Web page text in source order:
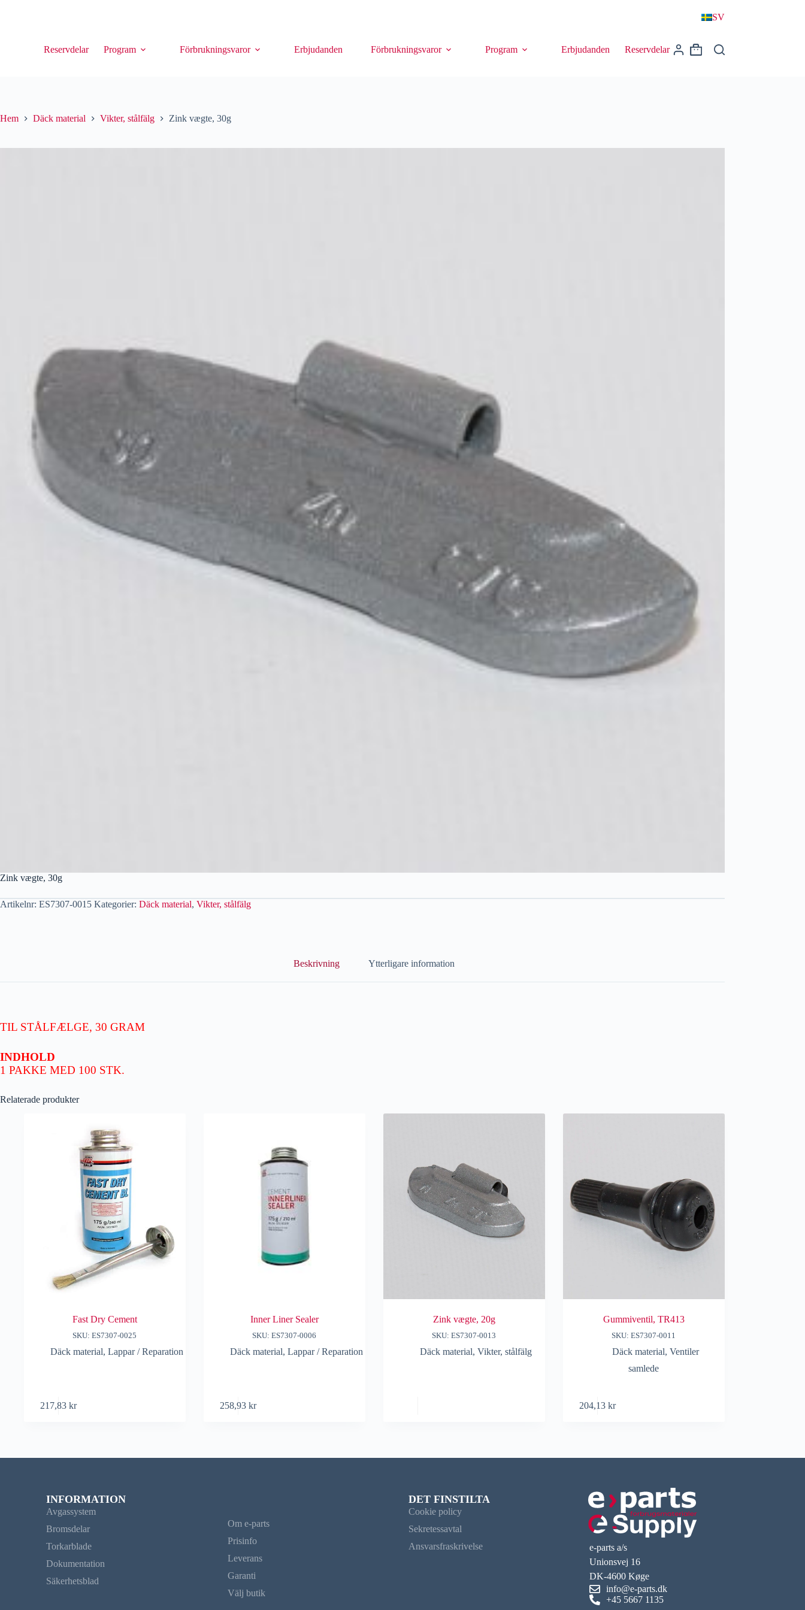
SV
Reservdelar Program Förbrukningsvaror Erbjudanden Förbrukningsvaror Program Erbjudanden Reservdelar
Hem Däck material Vikter, stålfälg Zink vægte, 30g
Zink vægte, 30g
Artikelnr: ES7307-0015 Kategorier: Däck material, Vikter, stålfälg
Beskrivning Ytterligare information
TIL STÅLFÆLGE, 30 GRAM
INDHOLD
1 PAKKE MED 100 STK.
Relaterade produkter
Fast Dry Cement
SKU: ES7307-0025
Däck material, Lappar / Reparation
217,83 kr
Inner Liner Sealer
SKU: ES7307-0006
Däck material, Lappar / Reparation
258,93 kr
Zink vægte, 20g
SKU: ES7307-0013
Däck material,Vikter, stålfälg
Gummiventil, TR413
SKU: ES7307-0011
Däck material,Ventiler
samlede
204,13 kr
INFORMATION
Avgassystem
Bromsdelar
Torkarblade
Dokumentation
Säkerhetsblad
Om e-parts
Prisinfo
Leverans
Garanti
Välj butik
DET FINSTILTA
Cookie policy
Sekretessavtal
Ansvarsfraskrivelse
e-parts a/s
Unionsvej 16
DK-4600 Køge
info@e-parts.dk
+45 5667 1135